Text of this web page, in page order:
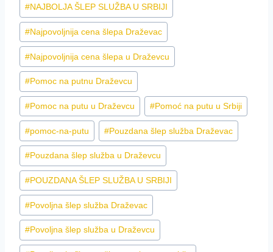
#NAJBOLJA ŠLEP SLUŽBA U SRBIJI
#Najpovoljnija cena šlepa Draževac
#Najpovoljnija cena šlepa u Draževcu
#Pomoc na putnu Draževcu
#Pomoc na putu u Draževcu #Pomoć na putu u Srbiji
#pomoc-na-putu #Pouzdana šlep služba Draževac
#Pouzdana šlep služba u Draževcu
#POUZDANA ŠLEP SLUŽBA U SRBIJI
#Povoljna šlep služba Draževac
#Povoljna šlep služba u Draževcu